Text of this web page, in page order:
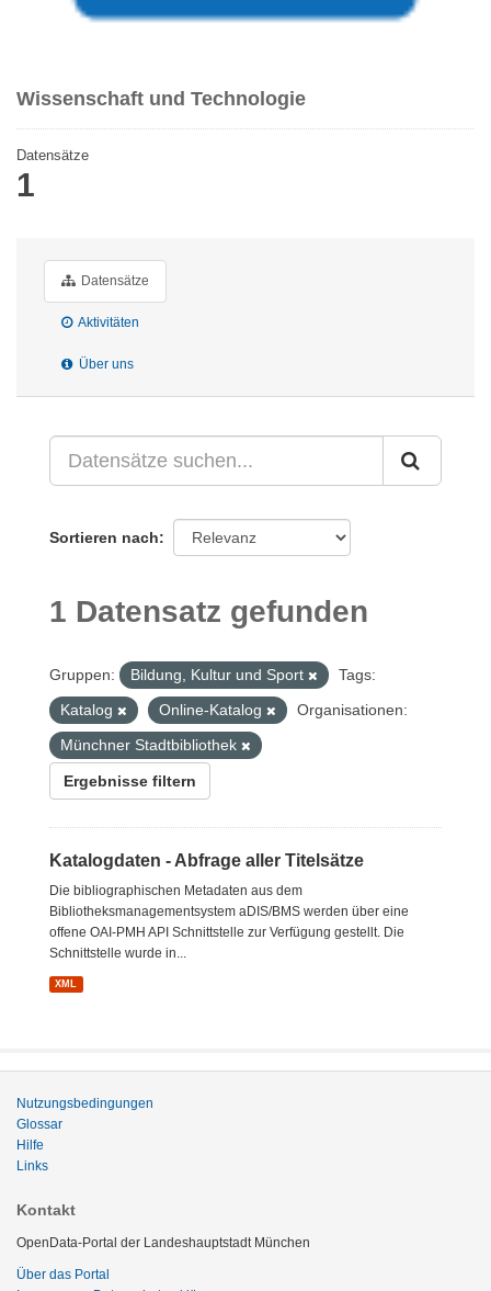
Wissenschaft und Technologie
Datensätze
1
Datensätze
Aktivitäten
Über uns
Sortieren nach
1 Datensatz gefunden
Gruppen: Bildung, Kultur und Sport
Tags:
Katalog
Online-Katalog
Organisationen:
Münchner Stadtbibliothek
Ergebnisse filtern
Katalogdaten - Abfrage aller Titelsätze
Die bibliographischen Metadaten aus dem
Bibliotheksmanagementsystem aDIS/BMS werden über eine
offene OAI-PMH API Schnittstelle zur Verfügung gestellt. Die
Schnittstelle wurde in...
XML
Nutzungsbedingungen
Glossar
Hilfe
Links
Kontakt
OpenData-Portal der Landeshauptstadt München
Über das Portal